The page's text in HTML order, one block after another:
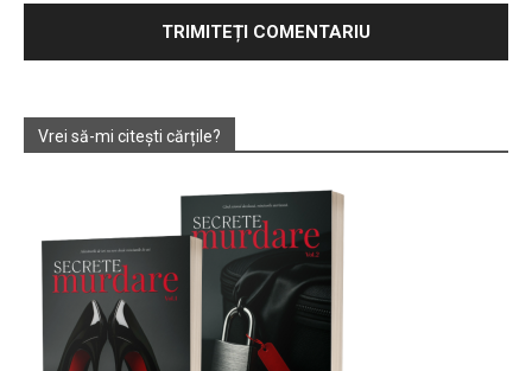
Vrei să-mi citești cărțile?